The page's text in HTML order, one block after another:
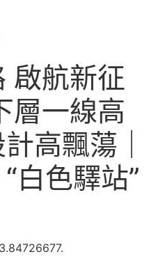
啟航新征
層一線高
高飄蕩｜
白色驛站”